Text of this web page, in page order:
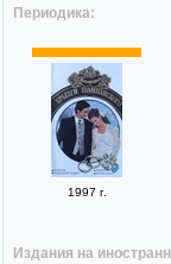
Периодика:
1997 г.
Издания на